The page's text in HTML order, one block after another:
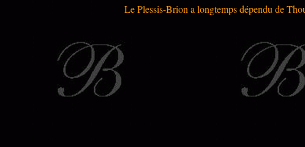
Le Plessis-Brion a longtemps dépendu de